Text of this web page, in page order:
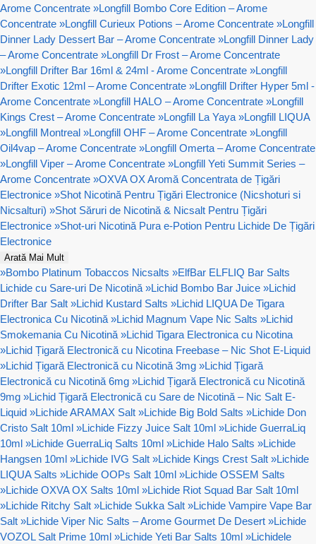
Arome Concentrate »Longfill Bombo Core Edition – Arome
Concentrate »Longfill Curieux Potions – Arome Concentrate »Longfill
Dinner Lady Dessert Bar – Arome Concentrate »Longfill Dinner Lady
– Arome Concentrate »Longfill Dr Frost – Arome Concentrate
»Longfill Drifter Bar 16ml & 24ml - Arome Concentrate »Longfill
Drifter Exotic 12ml – Arome Concentrate »Longfill Drifter Hyper 5ml -
Arome Concentrate »Longfill HALO – Arome Concentrate »Longfill
Kings Crest – Arome Concentrate »Longfill La Yaya »Longfill LIQUA
»Longfill Montreal »Longfill OHF – Arome Concentrate »Longfill
Oil4vap – Arome Concentrate »Longfill Omerta – Arome Concentrate
»Longfill Viper – Arome Concentrate »Longfill Yeti Summit Series –
Arome Concentrate »OXVA OX Aromă Concentrata de Țigări
Electronice »Shot Nicotină Pentru Țigări Electronice (Nicshoturi si
Nicsalturi) »Shot Săruri de Nicotină & Nicsalt Pentru Țigări
Electronice »Shot-uri Nicotină Pura e-Potion Pentru Lichide De Țigări
Electronice
Arată Mai Mult
»Bombo Platinum Tobaccos Nicsalts »ElfBar ELFLIQ Bar Salts
Lichide cu Sare-uri De Nicotină »Lichid Bombo Bar Juice »Lichid
Drifter Bar Salt »Lichid Kustard Salts »Lichid LIQUA De Tigara
Electronica Cu Nicotină »Lichid Magnum Vape Nic Salts »Lichid
Smokemania Cu Nicotină »Lichid Tigara Electronica cu Nicotina
»Lichid Țigară Electronică cu Nicotina Freebase – Nic Shot E-Liquid
»Lichid Țigară Electronică cu Nicotină 3mg »Lichid Țigară
Electronică cu Nicotină 6mg »Lichid Țigară Electronică cu Nicotină
9mg »Lichid Țigară Electronică cu Sare de Nicotină – Nic Salt E-
Liquid »Lichide ARAMAX Salt »Lichide Big Bold Salts »Lichide Don
Cristo Salt 10ml »Lichide Fizzy Juice Salt 10ml »Lichide GuerraLiq
10ml »Lichide GuerraLiq Salts 10ml »Lichide Halo Salts »Lichide
Hangsen 10ml »Lichide IVG Salt »Lichide Kings Crest Salt »Lichide
LIQUA Salts »Lichide OOPs Salt 10ml »Lichide OSSEM Salts
»Lichide OXVA OX Salts 10ml »Lichide Riot Squad Bar Salt 10ml
»Lichide Ritchy Salt »Lichide Sukka Salt »Lichide Vampire Vape Bar
Salt »Lichide Viper Nic Salts – Arome Gourmet De Desert »Lichide
VOZOL Salt Prime 10ml »Lichide Yeti Bar Salts 10ml »Lichidele